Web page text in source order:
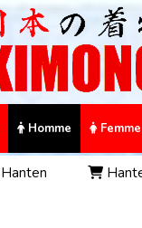
Homme Femme
Hanten